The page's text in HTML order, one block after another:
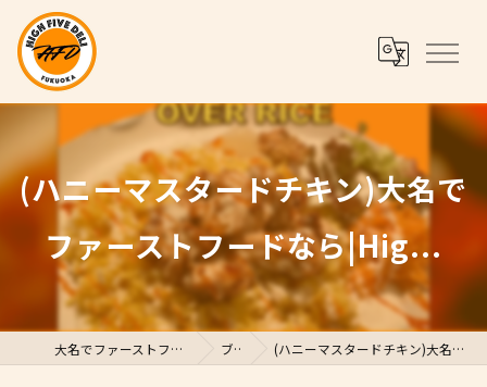
(ハニーマスタードチキン)大名で
ファーストフードなら|Hig...
大名でファーストフードならHigh Five Deli ブログ (ハニーマスタードチキン)大名でファーストフードなら|Hig...